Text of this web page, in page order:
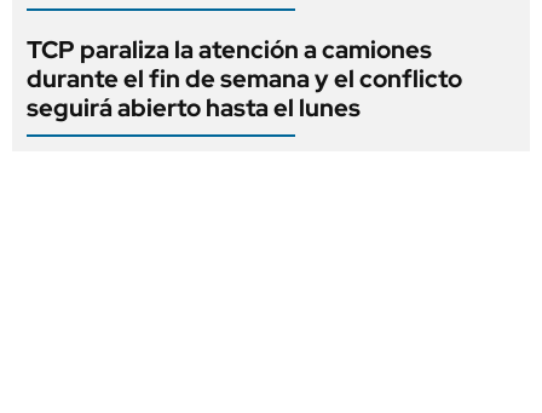
TCP paraliza la atención a camiones
durante el fin de semana y el conflicto
seguirá abierto hasta el lunes